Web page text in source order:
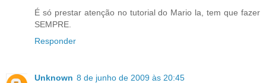
É só prestar atenção no tutorial do Mario la, tem que fazer
SEMPRE.
Responder
Unknown 8 de junho de 2009 às 20:45